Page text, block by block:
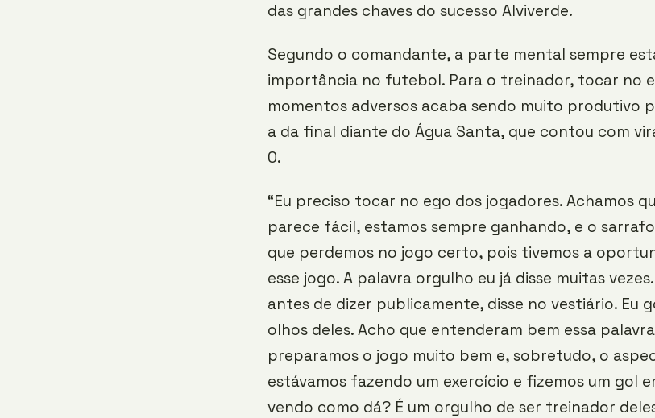
das grandes chaves do sucesso Alviverde.
Segundo o comandante, a parte mental sempre
importância no futebol. Para o treinador, tocar no
momentos adversos acaba sendo muito produtivo
a da final diante do Água Santa, que contou com
0.
“Eu preciso tocar no ego dos jogadores. Achamos
parece fácil, estamos sempre ganhando, e o
que perdemos no jogo certo, pois tivemos a
esse jogo. A palavra orgulho eu já disse muitas
antes de dizer publicamente, disse no vestiário. Eu
olhos deles. Acho que entenderam bem essa
preparamos o jogo muito bem e, sobretudo, o
estávamos fazendo um exercício e fizemos um gol
vendo como dá? É um orgulho de ser treinador